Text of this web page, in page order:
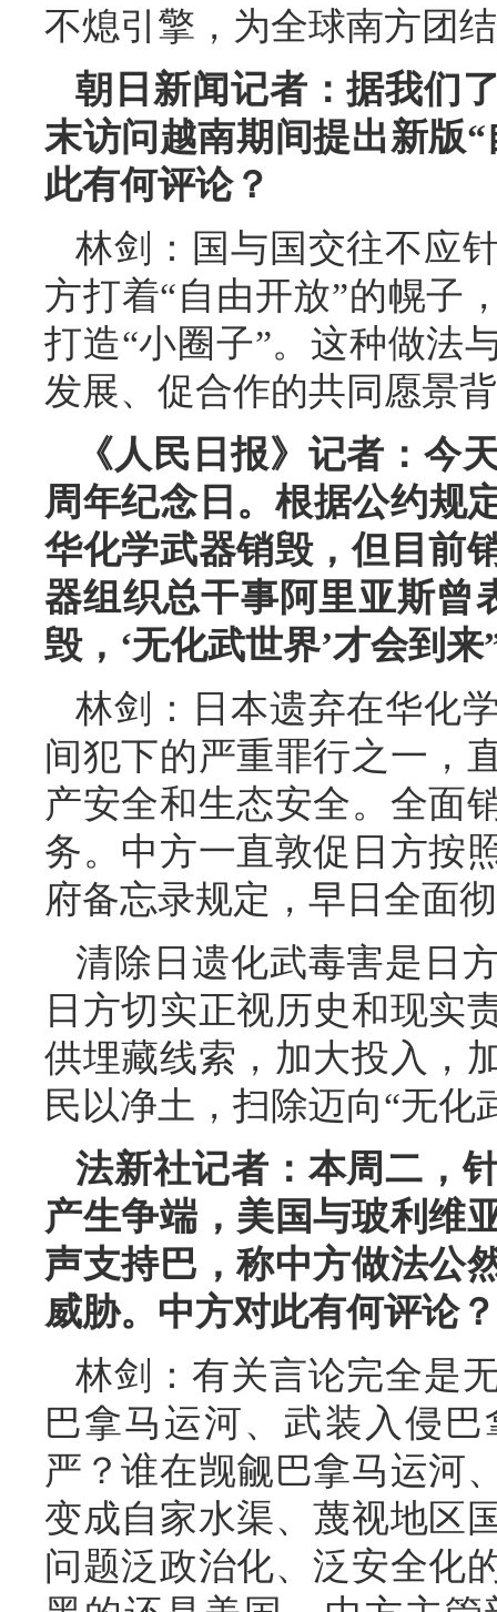
不熄引擎，为全球南方团
朝日新闻记者：据我们
末访问越南期间提出新版
此有何评论？
林剑：国与国交往不应
方打着“自由开放”的幌子
打造“小圈子”。这种做法
发展、促合作的共同愿景
《人民日报》记者：今
周年纪念日。根据公约规
华化学武器销毁，但目前
器组织总干事阿里亚斯曾
毁，‘无化武世界’才会到
林剑：日本遗弃在华化
间犯下的严重罪行之一，
产安全和生态安全。全面
务。中方一直敦促日方按
府备忘录规定，早日全面
清除日遗化武毒害是日
日方切实正视历史和现实
供埋藏线索，加大投入，
民以净土，扫除迈向“无化
法新社记者：本周二，
产生争端，美国与玻利维
声支持巴，称中方做法公
威胁。中方对此有何评论？
林剑：有关言论完全是
巴拿马运河、武装入侵
严？谁在觊觎巴拿马运河
变成自家水渠、蔑视地区
问题泛政治化、泛安全化